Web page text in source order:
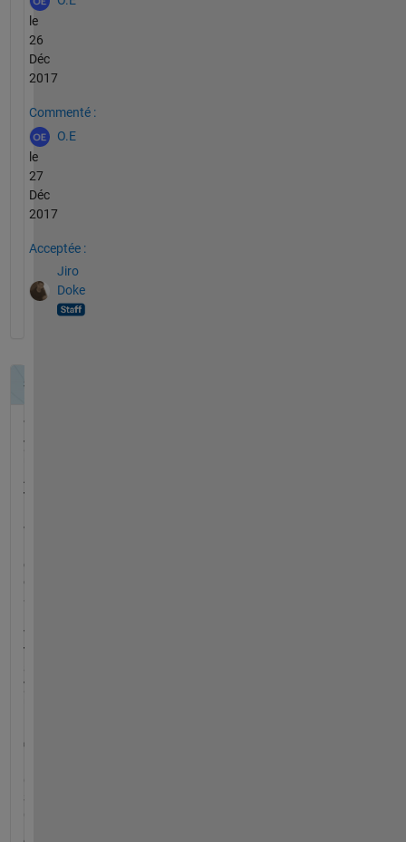
le
26
Déc
2017
Commenté :
O.E
le
27
Déc
2017
Acceptée :
Jiro
Doke